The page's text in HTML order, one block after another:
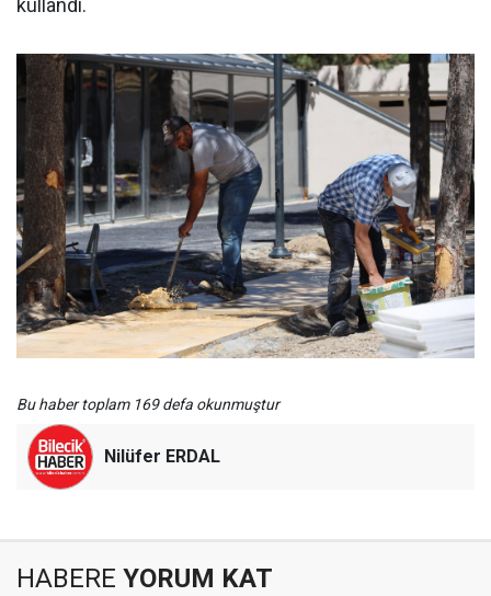
Bu haber toplam 169 defa okunmuştur
Nilüfer ERDAL
HABERE YORUM KAT